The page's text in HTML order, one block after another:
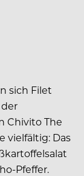
sich Filet
Chivito The
vielfältig: Das
Pfeffer.